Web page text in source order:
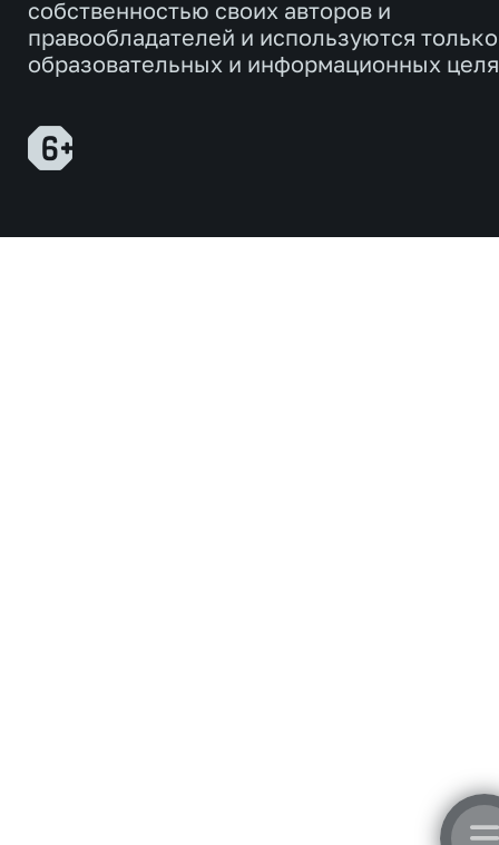
собственностью своих авторов и
правообладателей и используются
образовательных и информационных